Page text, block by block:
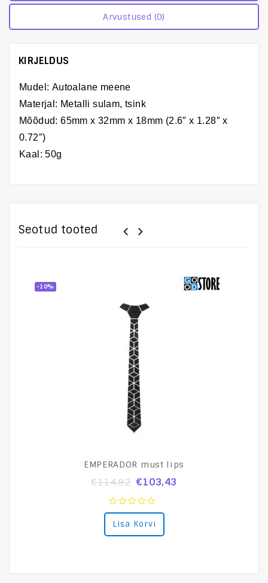
Arvustused (0)
KIRJELDUS
Mudel: Autoalane meene
Materjal: Metalli sulam, tsink
Mõõdud:65mm x 32mm x 18mm (2.6″ x 1.28″ x
0.72″)
Kaal: 50g
Seotud tooted
-10%
EMPERADOR must lips
€114,92 €103,43
0
out
of
Lisa Korvi